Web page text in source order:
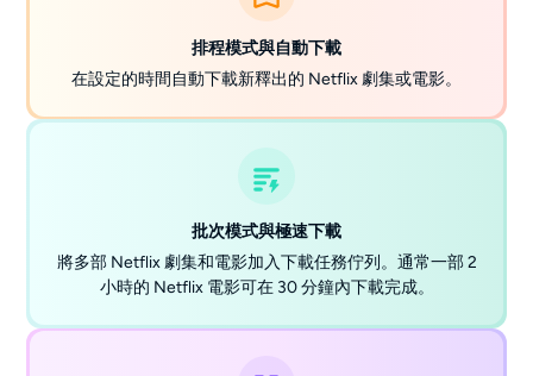
排程模式與自動下載
在設定的時間自動下載新釋出的 Netflix 劇集或電影。
批次模式與極速下載
將多部 Netflix 劇集和電影加入下載任務佇列。通常一部 2
小時的 Netflix 電影可在 30 分鐘內下載完成。